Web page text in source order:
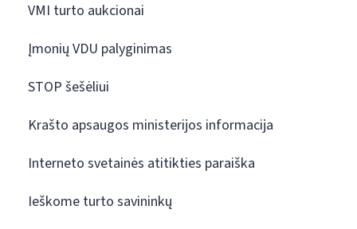
VMI turto aukcionai
Įmonių VDU palyginimas
STOP šešėliui
Krašto apsaugos ministerijos informacija
Interneto svetainės atitikties paraiška
Ieškome turto savininkų